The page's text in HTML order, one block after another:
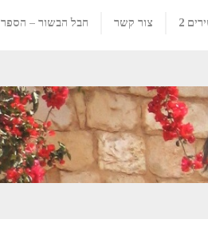
2 צור קשר חבל הבשור – הספר